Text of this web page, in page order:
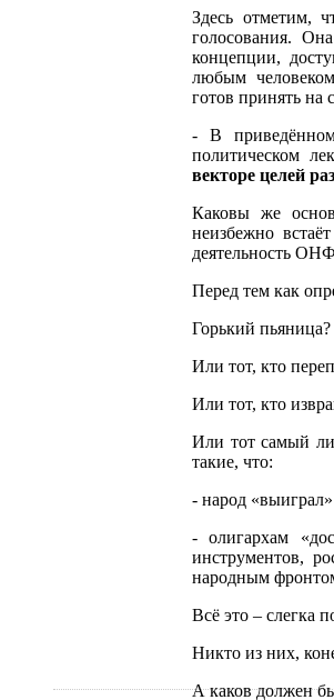
Здесь отметим,
голосования.
концепции,
любым
готов принять на
- В
политическом
векторе целей
Каковы же
неизбежно
деятельность
Перед тем как
Горький пьяница?
Или тот, кто
Или тот, кто
Или тот самый
такие, что:
- народ
- олигархам
инструментов,
народным
Всё это – слегка
Никто из них,
А каков должен